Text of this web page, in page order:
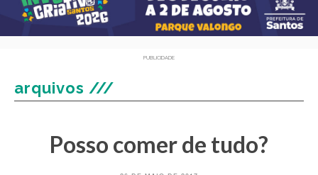
PUBLICIDADE
arquivos ///
Posso comer de tudo?